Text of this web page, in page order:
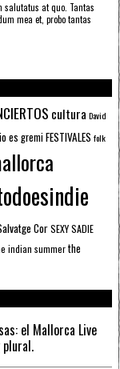
salutatus at quo. Tantas
mea et, probo tantas
cultura David
es gremiFESTIVALES folk
CorSEXY SADIE
indian summerthe
el Mallorca Live